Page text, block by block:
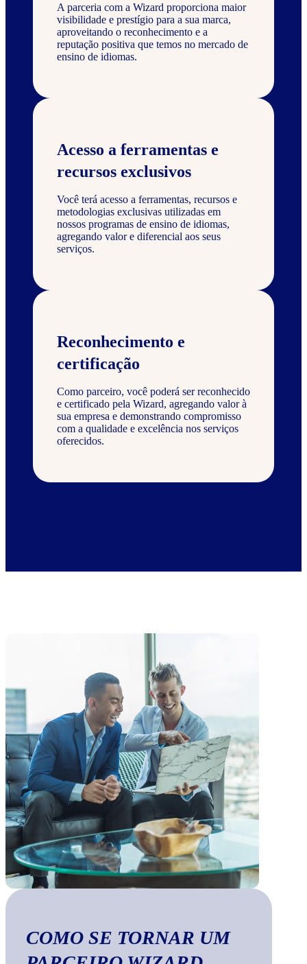
A parceria com a Wizard proporciona maior
visibilidade e prestígio para a sua marca,
aproveitando o reconhecimento e a
reputação positiva que temos no mercado de
ensino de idiomas.
Acesso a ferramentas e
recursos exclusivos
Você terá acesso a ferramentas, recursos e
metodologias exclusivas utilizadas em
nossos programas de ensino de idiomas,
agregando valor e diferencial aos seus
serviços.
Reconhecimento e
certificação
Como parceiro, você poderá ser reconhecido
e certificado pela Wizard, agregando valor à
sua empresa e demonstrando compromisso
com a qualidade e excelência nos serviços
oferecidos.
COMO SE TORNAR UM